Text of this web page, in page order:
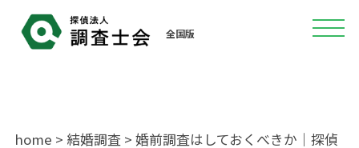
全国版
home > 結婚調査 > 婚前調査はしておくべきか｜探偵